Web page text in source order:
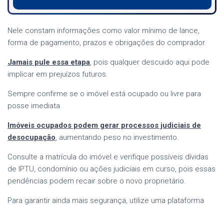
Nele constam informações como valor mínimo de lance,
forma de pagamento, prazos e obrigações do comprador.
Jamais pule essa etapa, pois qualquer descuido aqui pode
implicar em prejuízos futuros.
Sempre confirme se o imóvel está ocupado ou livre para
posse imediata.
Imóveis ocupados podem gerar processos judiciais de
desocupação, aumentando peso no investimento.
Consulte a matrícula do imóvel e verifique possíveis dívidas
de IPTU, condomínio ou ações judiciais em curso, pois essas
pendências podem recair sobre o novo proprietário.
Para garantir ainda mais segurança, utilize uma plataforma